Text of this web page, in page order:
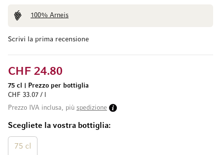
Scrivi la prima recensione
100% Arneis
Scegliete la vostra bottiglia
75 cl
CHF 24.80
75 cl
Prezzo per bottiglia
CHF 33.07 / l
Prezzo IVA inclusa, più spedizione